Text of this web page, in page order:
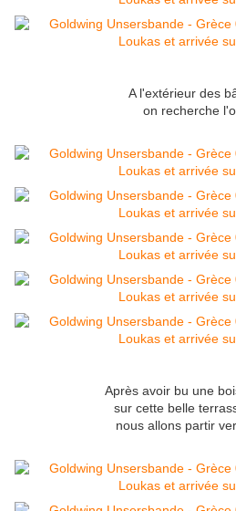
A l'extérieur des
on recherche
Après avoir bu une
sur cette belle
nous allons partir